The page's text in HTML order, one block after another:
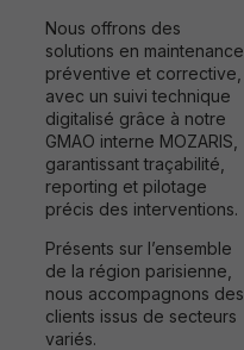
Nous offrons des
solutions en maintenance
préventive et corrective,
avec un suivi technique
digitalisé grâce à notre
GMAO interne MOZARIS,
garantissant traçabilité,
reporting et pilotage
précis des interventions.
Présents sur l’ensemble
de la région parisienne,
nous accompagnons des
clients issus de secteurs
variés.